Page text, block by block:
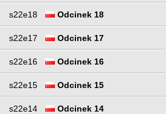
s22e18 Odcinek 18
s22e17 Odcinek 17
s22e16 Odcinek 16
s22e15 Odcinek 15
s22e14 Odcinek 14